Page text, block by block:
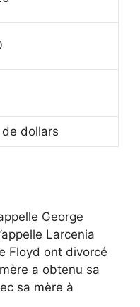
dollars
George
Larcenia
Floyd ont divorcé
a obtenu sa
sa mère à